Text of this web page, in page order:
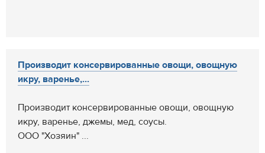
Производит консервированные овощи, овощную
икру, варенье,...
Производит консервированные овощи, овощную
икру, варенье, джемы, мед, соусы.
ООО "Хозяин" ...